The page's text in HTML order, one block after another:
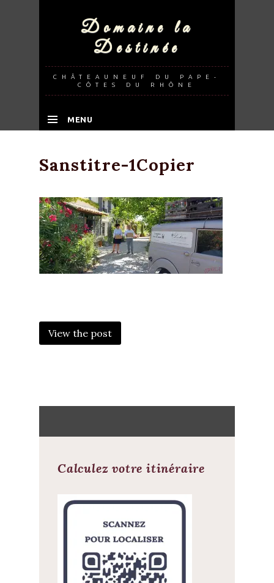
Domaine la
Destinée
CHÂTEAUNEUF DU PAPE-
CÔTES DU RHÔNE
MENU
Sanstitre-1Copier
NAVIGATION
View the post
Calculez votre itinéraire